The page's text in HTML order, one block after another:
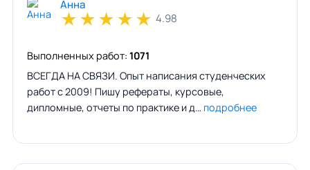
Анна
★★★★★ 4.98
Выполненных работ: 1071
ВСЕГДА НА СВЯЗИ. Опыт написания студенческих
работ с 2009! Пишу рефераты, курсовые,
дипломные, отчеты по практике и д… подробнее